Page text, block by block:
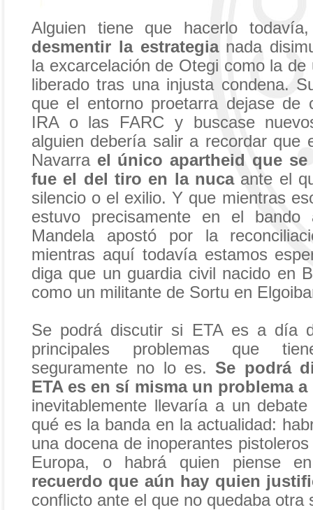
Alguien tiene que hacerlo
desmentir la estrategia nada
la excarcelación de Otegi como la de
liberado tras una injusta condena.
que el entorno proetarra dejase de
IRA o las FARC y buscase
alguien debería salir a recordar que
Navarra el único apartheid que
fue el del tiro en la nucaante el
silencio o el exilio. Y que mientras
estuvo precisamente en el bando
Mandela apostó por la
mientras aquí todavía estamos
diga que un guardia civil nacido en
como un militante de Sortu en
Se podrá discutir si ETA es a día
principales problemas que
seguramente no lo es. Se podrá
ETA es en sí misma un problema
inevitablemente llevaría a un
qué es la banda en la actualidad:
una docena de inoperantes
Europa, o habrá quien piense
recuerdo que aún hay quien
conflicto ante el que no quedaba otra